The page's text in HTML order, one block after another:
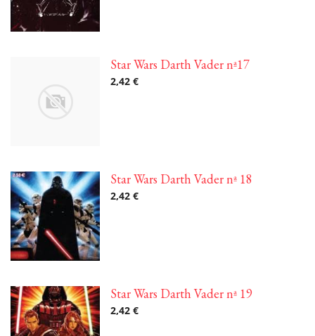
Star Wars Darth Vader nª17
2,42 €
Star Wars Darth Vader nª 18
2,42 €
Star Wars Darth Vader nª 19
2,42 €